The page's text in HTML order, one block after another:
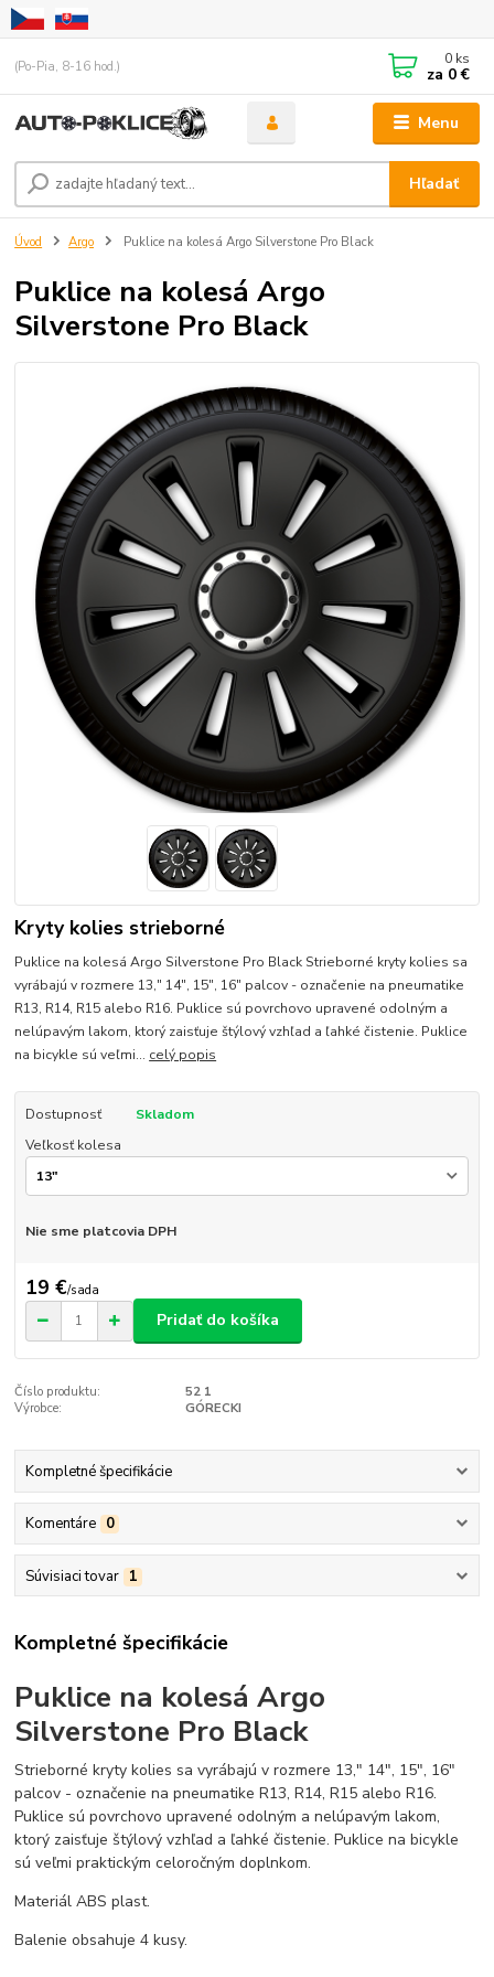
Menu
Hľadať
(Po-Pia, 8-16 hod.) 0 ks
za 0 €
Úvod Argo Puklice na kolesá Argo Silverstone Pro Black
Puklice na kolesá Argo
Silverstone Pro Black
Kryty kolies strieborné
Puklice na kolesá Argo Silverstone Pro Black Strieborné kryty kolies sa
vyrábajú v rozmere 13," 14", 15", 16" palcov - označenie na pneumatike
R13, R14, R15 alebo R16. Puklice sú povrchovo upravené odolným a
nelúpavým lakom, ktorý zaisťuje štýlový vzhľad a ľahké čistenie. Puklice
na bicykle sú veľmi... celý popis
Dostupnosť
Skladom
Veľkosť kolesa
Nie sme platcovia DPH
19 €/sada
Pridať do košíka
Číslo produktu:
52 1
Výrobce:
GÓRECKI
Kompletné špecifikácie
Komentáre 0
Súvisiaci tovar 1
Kompletné špecifikácie
Puklice na kolesá Argo
Silverstone Pro Black
Strieborné kryty kolies sa vyrábajú v rozmere 13," 14", 15", 16"
palcov - označenie na pneumatike R13, R14, R15 alebo R16.
Puklice sú povrchovo upravené odolným a nelúpavým lakom,
ktorý zaisťuje štýlový vzhľad a ľahké čistenie. Puklice na bicykle
sú veľmi praktickým celoročným doplnkom.
Materiál ABS plast.
Balenie obsahuje 4 kusy.